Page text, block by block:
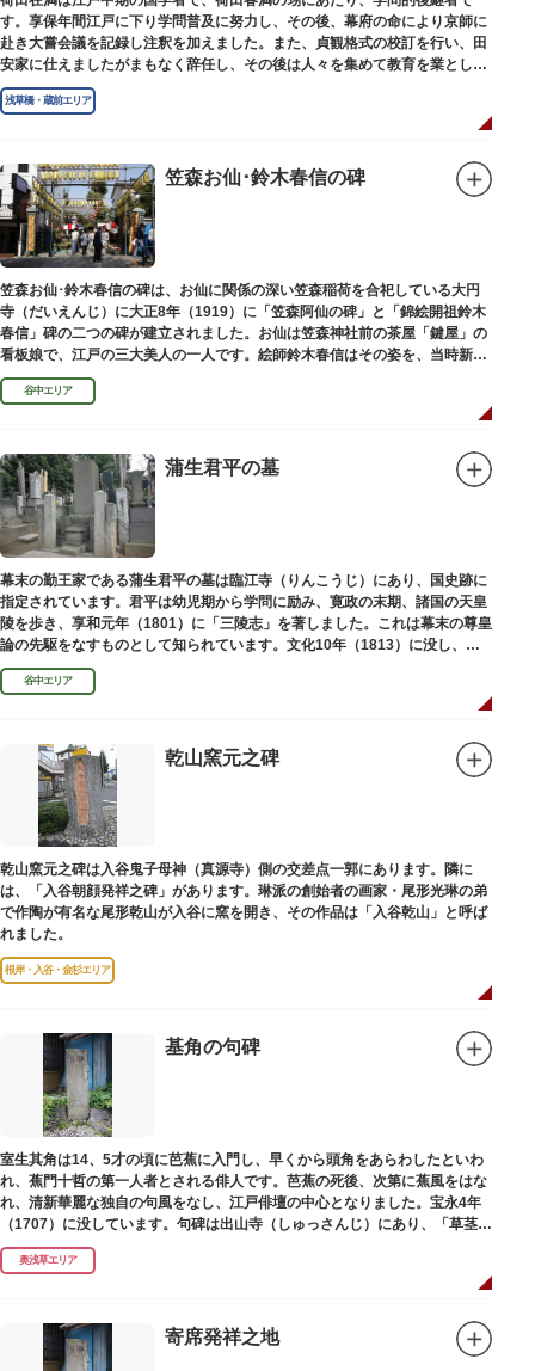
す。享保年間江戸に下り学問普及に努力し、その後、幕府の命により京師に
赴き大嘗会議を記録し注釈を加えました。また、貞観格式の校訂を行い、田
安家に仕えましたがまもなく辞任し、その後は人々を集めて教育を業としま
した。お墓は金竜寺（きんりゅうじ）境内にあります。
浅草橋・蔵前エリア
笠森お仙･鈴木春信の碑
笠森お仙･鈴木春信の碑は、お仙に関係の深い笠森稲荷を合祀している大円
寺（だいえんじ）に大正8年（1919）に「笠森阿仙の碑」と「錦絵開祖鈴木
春信」碑の二つの碑が建立されました。お仙は笠森神社前の茶屋「鍵屋」の
看板娘で、江戸の三大美人の一人です。絵師鈴木春信はその姿を、当時新し
い絵画様式である多色刷り版画「錦絵」に描きました。
谷中エリア
蒲生君平の墓
幕末の勤王家である蒲生君平の墓は臨江寺（りんこうじ）にあり、国史跡に
指定されています。君平は幼児期から学問に励み、寛政の末期、諸国の天皇
陵を歩き、享和元年（1801）に「三陵志」を著しました。これは幕末の尊皇
論の先駆をなすものとして知られています。文化10年（1813）に没し、高
山彦三郎や林子平と共に「寛政三奇人」の一人にあげられています。
谷中エリア
乾山窯元之碑
乾山窯元之碑は入谷鬼子母神（真源寺）側の交差点一郭にあります。隣に
は、「入谷朝顔発祥之碑」があります。琳派の創始者の画家・尾形光琳の弟
で作陶が有名な尾形乾山が入谷に窯を開き、その作品は「入谷乾山」と呼ば
れました。
根岸・入谷・金杉エリア
基角の句碑
室生其角は14、5才の頃に芭蕉に入門し、早くから頭角をあらわしたといわ
れ、蕉門十哲の第一人者とされる俳人です。芭蕉の死後、次第に蕉風をはな
れ、清新華麗な独自の句風をなし、江戸俳壇の中心となりました。宝永4年
（1707）に没しています。句碑は出山寺（しゅっさんじ）にあり、「草茎を
つつむ葉もなき 雲間哉」と刻まれています。
奥浅草エリア
寄席発祥之地